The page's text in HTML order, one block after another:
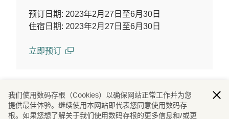
预订日期: 2023年2月27日至6月30日
住宿日期: 2023年2月27日至6月30日
立即预订
立即预订在首尔的住宿
我们使用数码存根（Cookies）以确保网站正常工作并为您
提供最佳体验。继续使用本网站即代表您同意使用数码存
根。如果您想了解关于我们使用数码存根的更多信息和/或更